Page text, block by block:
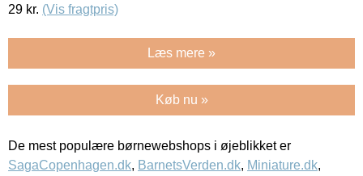
29 kr. (Vis fragtpris)
Læs mere »
Køb nu »
De mest populære børnewebshops i øjeblikket er
SagaCopenhagen.dk, BarnetsVerden.dk, Miniature.dk,